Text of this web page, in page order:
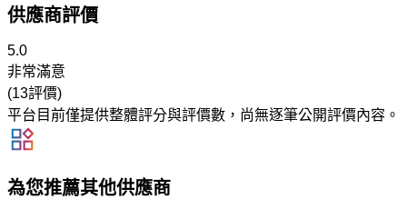
供應商評價
5.0
非常滿意
(13評價)
平台目前僅提供整體評分與評價數，尚無逐筆公開評價內容。
為您推薦其他供應商